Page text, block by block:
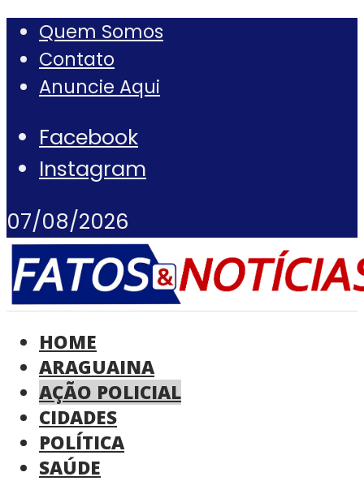
Quem Somos
Contato
Anuncie Aqui
Facebook
Instagram
07/08/2026
HOME
ARAGUAINA
AÇÃO POLICIAL
CIDADES
POLÍTICA
SAÚDE